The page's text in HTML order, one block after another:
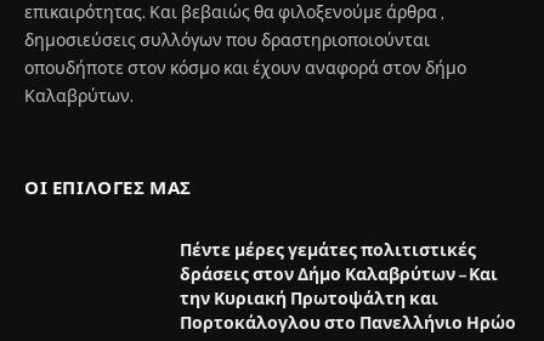
επικαιρότητας. Και βεβαιώς θα φιλοξενούμε άρθρα ,
δημοσιεύσεις συλλόγων που δραστηριοποιούνται
οπουδήποτε στον κόσμο και έχουν αναφορά στον δήμο
Καλαβρύτων.
ΟΙ ΕΠΙΛΟΓΈΣ ΜΑΣ
Πέντε μέρες γεμάτες πολιτιστικές
δράσεις στον Δήμο Καλαβρύτων – Και
την Κυριακή Πρωτοψάλτη και
Πορτοκάλογλου στο Πανελλήνιο Ηρώο